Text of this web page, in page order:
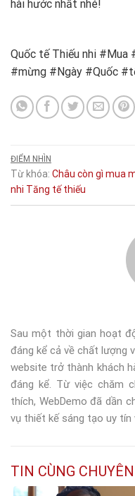
hài hước nhất nhé!
Quốc tế Thiếu nhi
#mừng #Ngày #Quốc
ĐIỂM NHÌN
Từ khóa: Châu còn gì mua
nhi Tăng tế thiếu
Sau một thời gian hoạt
đáng kể cả về chất lượng
website trở thành khách
đáng kể. Từ việc chăm
thích, WebDemo đã dần
vụ thiết kế sáng tạo uy tín
TIN CÙNG